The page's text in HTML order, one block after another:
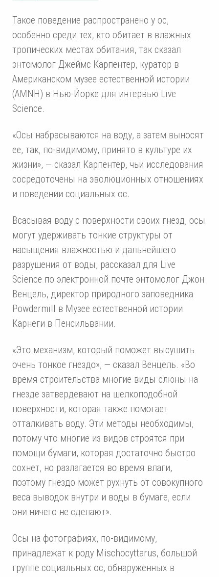
Такое поведение распространено у ос,
особенно среди тех, кто обитает в влажных
тропических местах обитания, так сказал
энтомолог Джеймс Карпентер, куратор в
Американском музее естественной истории
(AMNH) в Нью-Йорке для интервью Live
Science.
«Осы набрасываются на воду, а затем выносят
ее, так, по-видимому, принято в культуре их
жизни», — сказал Карпентер, чьи исследования
сосредоточены на эволюционных отношениях
и поведении социальных ос.
Всасывая воду с поверхности своих гнезд, осы
могут удерживать тонкие структуры от
насыщения влажностью и дальнейшего
разрушения от воды, рассказал для Live
Science по электронной почте энтомолог Джон
Венцель, директор природного заповедника
Powdermill в Музее естественной истории
Карнеги в Пенсильвании.
«Это механизм, который поможет высушить
очень тонкое гнездо», — сказал Венцель. «Во
время строительства многие виды слюны на
гнезде затвердевают на шелкоподобной
поверхности, которая также помогает
отталкивать воду. Эти методы необходимы,
потому что многие из видов строятся при
помощи бумаги, которая достаточно быстро
сохнет, но разлагается во время влаги,
поэтому гнездо может рухнуть от совокупного
веса выводок внутри и воды в бумаге, если
они ничего не сделают».
Осы на фотографиях, по-видимому,
принадлежат к роду Mischocyttarus, большой
группе социальных ос, обнаруженных в